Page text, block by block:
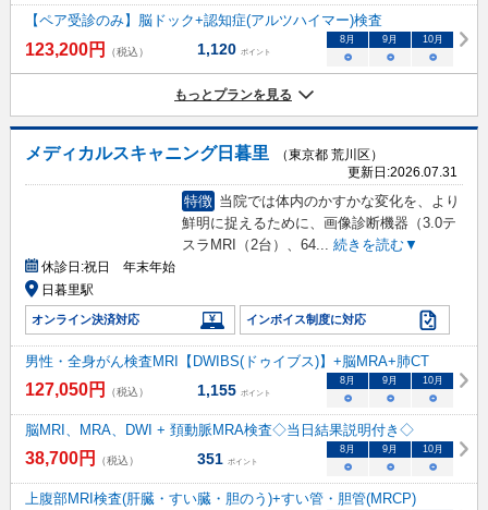
【ペア受診のみ】脳ドック+認知症(アルツハイマー)検査
123,200円 （税込） 1,120 ポイント
8月 9月 10月
○ ○ ○
もっとプランを見る
メディカルスキャニング日暮里
（東京都 荒川区）
更新日:2026.07.31
特徴 当院では体内のかすかな変化を、より
鮮明に捉えるために、画像診断機器（3.0テ
スラMRI（2台）、64... 続きを読む▼
休診日:祝日 年末年始
日暮里駅
オンライン決済対応 インボイス制度に対応
男性・全身がん検査MRI【DWIBS(ドゥイブス)】+脳MRA+肺CT
127,050円 （税込） 1,155 ポイント
8 月 9 月 10月
○ ○ ○
脳MRI、MRA、DWI + 頚動脈MRA検査◇当日結果説明付き◇
38,700円 （税込） 351 ポイント
8 月 9 月 10月
○ ○ ○
上腹部MRI検査(肝臓・すい臓・胆のう)+すい管・胆管(MRCP)